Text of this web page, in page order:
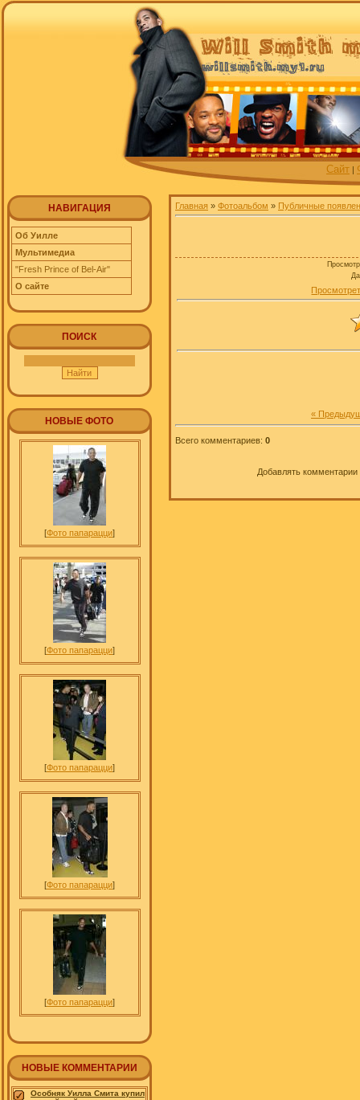
Сайт |
НАВИГАЦИЯ
Об Уилле
Мультимедиа
"Fresh Prince of Bel-Air"
О сайте
ПОИСК
НОВЫЕ ФОТО
[Фото папарацци]
[Фото папарацци]
[Фото папарацци]
[Фото папарацци]
[Фото папарацци]
НОВЫЕ КОММЕНТАРИИ
Особняк Уилла Смита купил
Главная » Фотоальбом » Публичные
«
Всего комментариев: 0
Добавлять комментарии